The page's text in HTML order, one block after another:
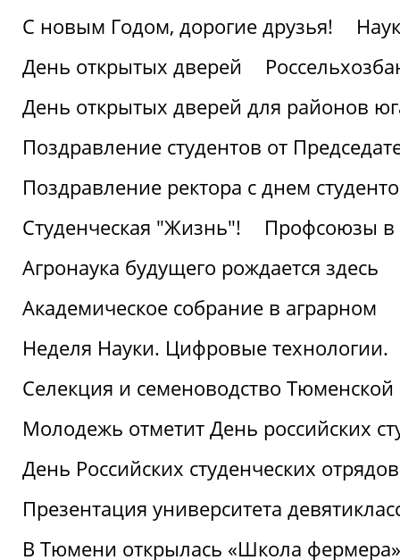
С новым Годом, дорогие друзья!
День открытых дверей
День открытых дверей для районов
Поздравление студентов от
Поздравление ректора с днем
Студенческая "Жизнь"!
Профсоюзы в
Агронаука будущего рождается здесь
Академическое собрание в аграрном
Неделя Науки. Цифровые технологии.
Селекция и семеноводство Тюменской
Молодежь отметит День российских
День Российских студенческих
Презентация университета
В Тюмени открылась «Школа фермера»